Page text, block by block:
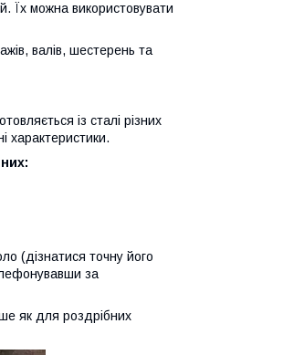
Їх можна використовувати
валів, шестерень та
із сталі різних
характеристики.
(дізнатися точну його
за
як для роздрібних